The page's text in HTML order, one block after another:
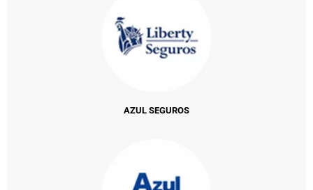
AZUL SEGUROS